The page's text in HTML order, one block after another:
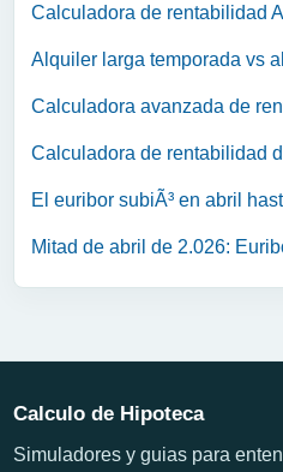
Calculadora de rentabilidad
Alquiler larga temporada vs
Calculadora avanzada de
Calculadora de rentabilidad
El euribor subiÃ³ en abril
Mitad de abril de 2.026:
Calculo de Hipoteca
Simuladores y guias para